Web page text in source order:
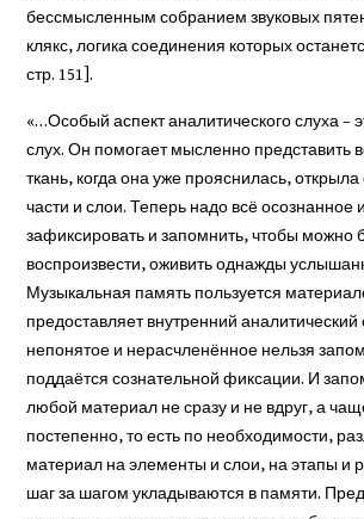
бессмысленным собранием звуковых
клякс, логика соединения которых
стр. 151].
«…Особый аспект аналитического слуха –
слух. Он помогает мысленно представить
ткань, когда она уже прояснилась,
части и слои. Теперь надо всё осознанное
зафиксировать и запомнить, чтобы можно
воспроизвести, оживить однажды
Музыкальная память пользуется
предоставляет внутренний аналитический
непонятое и нерасчленённое нельзя
поддаётся сознательной фиксации. И
любой материал не сразу и не вдруг, а
постепенно, то есть по необходимости,
материал на элементы и слои, на этапы и
шаг за шагом укладываются в памяти.